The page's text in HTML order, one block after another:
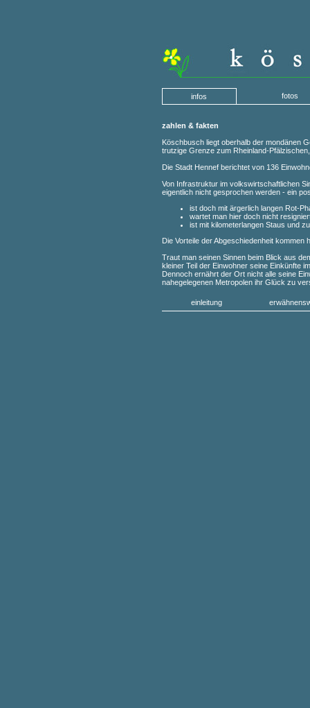
infos fotos
zahlen & fakten
Köschbusch liegt oberhalb der mondänen
trutzige Grenze zum Rheinland-
Die Stadt Hennef berichtet von 136
Von Infrastruktur im volkswirtschaftlichen
eigentlich nicht gesprochen werden - ein
ist doch mit ärgerlich langen Rot-
wartet man hier doch nicht
ist mit kilometerlangen Staus und
Die Vorteile der Abgeschiedenheit kommen
Traut man seinen Sinnen beim Blick aus
kleiner Teil der Einwohner seine Einkünfte
Dennoch ernährt der Ort nicht alle seine
nahegelegenen Metropolen ihr Glück zu
einleitung